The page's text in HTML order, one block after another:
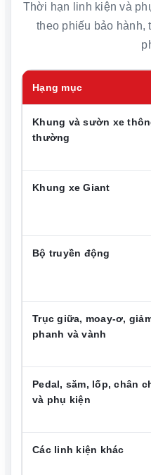
Thời hạn linh kiện và
theo phiếu bảo hành,
Hạng mục
Khung và sườn xe
thường
Khung xe Giant
Bộ truyền động
Trục giữa, moay-ơ,
phanh và vành
Pedal, săm, lốp, chân
và phụ kiện
Các linh kiện khác